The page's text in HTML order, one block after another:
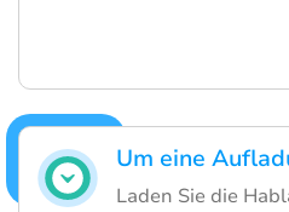
Um eine
Laden Sie die